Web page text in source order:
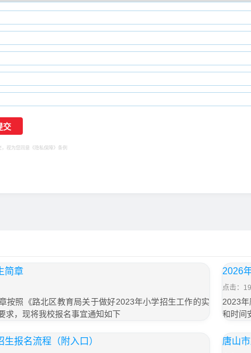
，视为您同意 《隐私保障》 条例
简章
按照《路北区教育局关于做好2023年小学招生工作的实
求，现将我校报名事宜通知如下
2026
点击：
2023
和时间
报名流程（附入口） 唐山